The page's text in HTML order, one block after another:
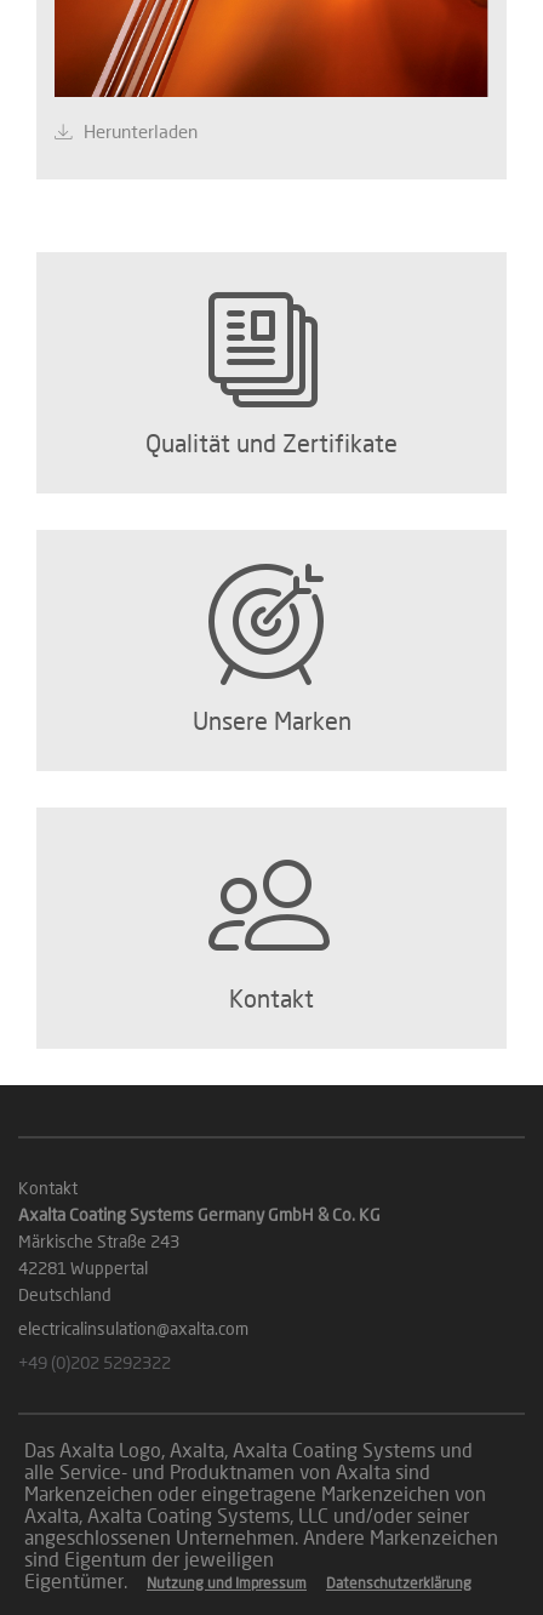
Herunterladen
Qualität und Zertifikate
Unsere Marken
Kontakt
Kontakt
Axalta Coating Systems Germany GmbH & Co. KG
Märkische Straße 243
42281 Wuppertal
Deutschland
electricalinsulation@axalta.com
+49 (0)202 5292322
Das Axalta Logo, Axalta, Axalta Coating Systems und
alle Service- und Produktnamen von Axalta sind
Markenzeichen oder eingetragene Markenzeichen von
Axalta, Axalta Coating Systems, LLC und/oder seiner
angeschlossenen Unternehmen. Andere Markenzeichen
sind Eigentum der jeweiligen
Eigentümer.
Nutzung und Impressum Datenschutzerklärung